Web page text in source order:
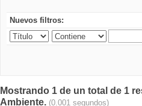
Nuevos filtros:
Mostrando 1 de un total de 1
Ambiente. (0.001 segundos)